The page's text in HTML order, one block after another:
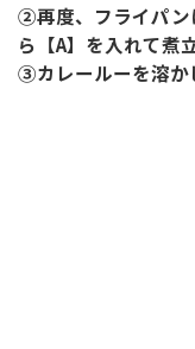
②再度、フライパン
ら【A】を入れて煮
③カレールーを溶か